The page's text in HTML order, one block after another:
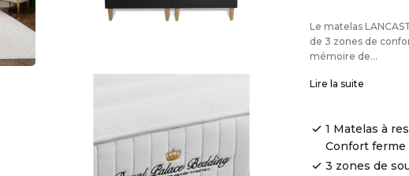
Le matelas
de 3 zones de
mémoire de...
Lire la suite
1 Matelas à
Confort ferme
3 zones de